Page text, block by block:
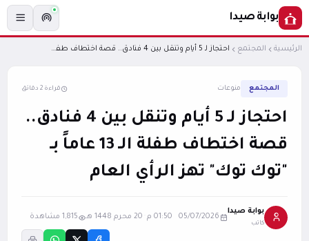
بوابة صيدا
الرئيسية المجتمع احتجاز لـ 5 أيام وتنقل بين 4 فنادق.. قصة اختطاف طفلة الـ 13 عاماً بـ "توك توك" تهز الرأي العام
المجتمع منوعات قراءة 2 دقائق
احتجاز لـ 5 أيام وتنقل بين 4 فنادق..
قصة اختطاف طفلة الـ 13 عاماً بـ
"توك توك" تهز الرأي العام
بوابة صيدا
كاتب
05/07/2026 01:50 م 20 محرم 1448 هـ 1,815 مشاهدة